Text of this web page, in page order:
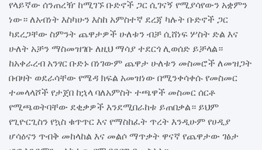
የላይኛው ሰንጠረዥ ከሚገኙ ቡድኖች ጋር ሲገናኝ የሚያሳየውን አቋምን
ነው። ለአብነት እስካሁን እስከ አምስተኛ ደረጃ ካሉት ቡድኖች ጋር
ካደረጋቸው ስምንት ጨዋታዎች ሁለቱን ብቻ ሲሸነፍ ሦስት ድል እና
ሁለት አቻን ማስመዝገቡ ለዚህ ማሳያ ተደርጎ ሊወሰድ ይቻላል።
ከአቀራረብ አንፃር ቡድኑ በነገውም ጨዋታ ሁለቱን መስመሮች ለመዝጋት
በብዛት ወደራሳቸው የሜዳ ክፍል አመዝነው በሚንቀሳቀሱ የመስመር
ተመላላሾች የታጀበ ከኋላ ባለአምስት ተጫዋች መስመር ሰርቶ
የሚጫወትባቸው ደቂቃዎች እንደሚበራከቱ ይጠበቃል። ይህም
የጊዮርጊስን የኳስ ቁጥጥር እና የማስከፈት ጥረት እንዲሁም የሀዲያ
ሆሳዕናን ጥብቅ መከላከል እና መልሶ ማጥቃት ዋናኛ የጨዋታው ገፅታ